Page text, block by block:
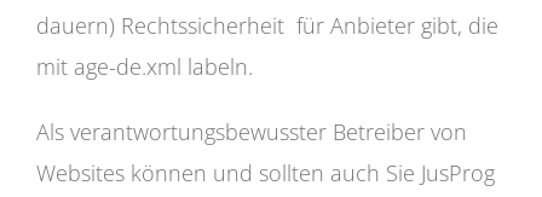
dauern) Rechtssicherheit für Anbieter gibt, die
mit age-de.xml labeln.
Als verantwortungsbewusster Betreiber von
Websites können und sollten auch Sie JusProg